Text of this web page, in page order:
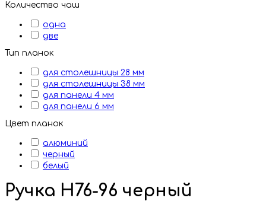
Количество чаш
одна
две
Тип планок
для столешницы 28 мм
для столешницы 38 мм
для панели 4 мм
для панели 6 мм
Цвет планок
алюминий
черный
белый
Ручка H76-96 черный